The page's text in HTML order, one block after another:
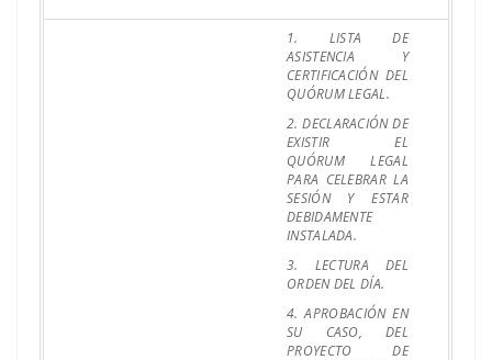
1. LISTA DE
ASISTENCIA Y
CERTIFICACIÓN DEL
QUÓRUM LEGAL.
2. DECLARACIÓN DE
EXISTIR EL
QUÓRUM LEGAL
PARA CELEBRAR LA
SESIÓN Y ESTAR
DEBIDAMENTE
INSTALADA.
3. LECTURA DEL
ORDEN DEL DÍA.
4. APROBACIÓN EN
SU CASO, DEL
PROYECTO DE